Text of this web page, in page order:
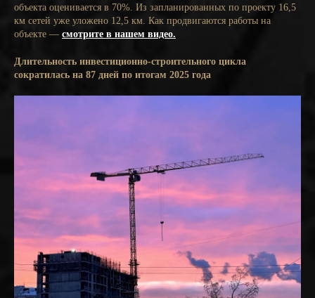
объекта оценивается в 70%. Из запланированных по проекту 16,5
км сетей уже уложено 12,5 км. Как продвигаются работы на
объекте — смотрите в нашем видео.
Длительность инвестиционно-строительного цикла
сократилась на 87 дней по итогам 2025 года